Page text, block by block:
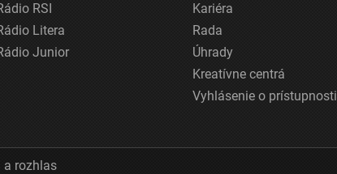
RSI
Litera
Junior
Kariéra
Rada
Úhrady
Kreatívne centrá
Vyhlásenie o prístupnosti
a rozhlas